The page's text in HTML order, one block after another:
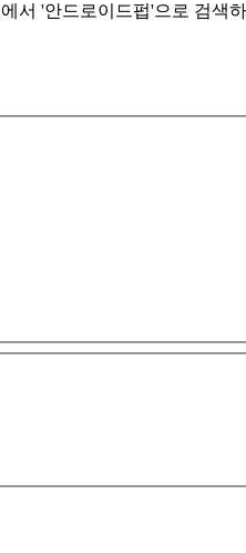
서 '안드로이드펍'으로 검색